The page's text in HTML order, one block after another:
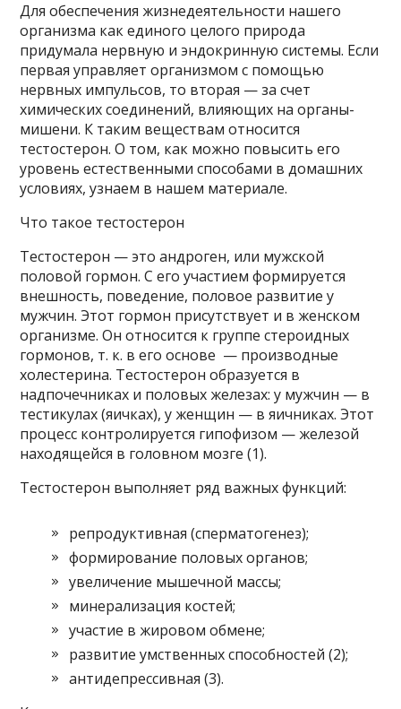
Для обеспечения жизнедеятельности нашего
организма как единого целого природа
придумала нервную и эндокринную системы. Если
первая управляет организмом с помощью
нервных импульсов, то вторая — за счет
химических соединений, влияющих на органы-
мишени. К таким веществам относится
тестостерон. О том, как можно повысить его
уровень естественными способами в домашних
условиях, узнаем в нашем материале.
Что такое тестостерон
Тестостерон — это андроген, или мужской
половой гормон. С его участием формируется
внешность, поведение, половое развитие у
мужчин. Этот гормон присутствует и в женском
организме. Он относится к группе стероидных
гормонов, т. к. в его основе — производные
холестерина. Тестостерон образуется в
надпочечниках и половых железах: у мужчин — в
тестикулах (яичках), у женщин — в яичниках. Этот
процесс контролируется гипофизом — железой
находящейся в головном мозге (1).
Тестостерон выполняет ряд важных функций:
репродуктивная (сперматогенез);
формирование половых органов;
увеличение мышечной массы;
минерализация костей;
участие в жировом обмене;
развитие умственных способностей (2);
антидепрессивная (3).